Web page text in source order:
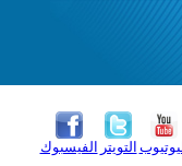
الفيسبوك التويتر